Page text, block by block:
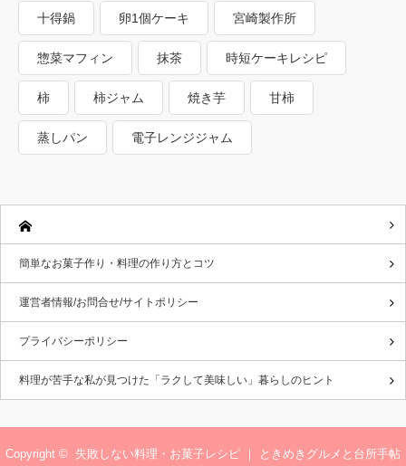
十得鍋 卵1個ケーキ 宮崎製作所
惣菜マフィン 抹茶 時短ケーキレシピ
柿 柿ジャム 焼き芋 甘柿
蒸しパン 電子レンジジャム
簡単なお菓子作り・料理の作り方とコツ
運営者情報/お問合せ/サイトポリシー
プライバシーポリシー
料理が苦手な私が見つけた「ラクして美味しい」暮らしのヒント
Copyright © 失敗しない料理・お菓子レシピ ｜ ときめきグルメと台所手帖